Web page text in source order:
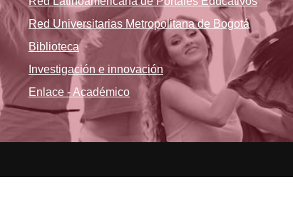
Red Universitarias Metropolitana de Bogotá
Biblioteca
Investigación e innovación
Enlace - Académico